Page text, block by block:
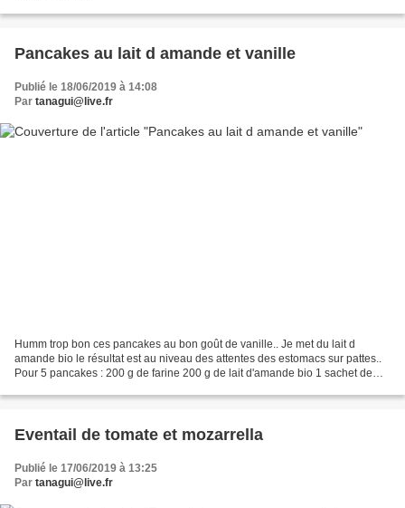
Pancakes au lait d amande et vanille
Publié le 18/06/2019 à 14:08
Par tanagui@live.fr
Humm trop bon ces pancakes au bon goût de vanille.. Je met du lait d
amande bio le résultat est au niveau des attentes des estomacs sur pattes..
Pour 5 pancakes : 200 g de farine 200 g de lait d'amande bio 1 sachet de
Eventail de tomate et mozarrella
Publié le 17/06/2019 à 13:25
Par tanagui@live.fr